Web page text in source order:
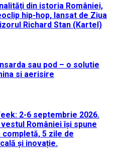
din istoria României,
hip-hop, lansat de Ziua
Richard Stan (Kartel)
sau pod – o solutie
si aerisire
2-6 septembrie 2026.
României își spune
5 zile de
și inovație.